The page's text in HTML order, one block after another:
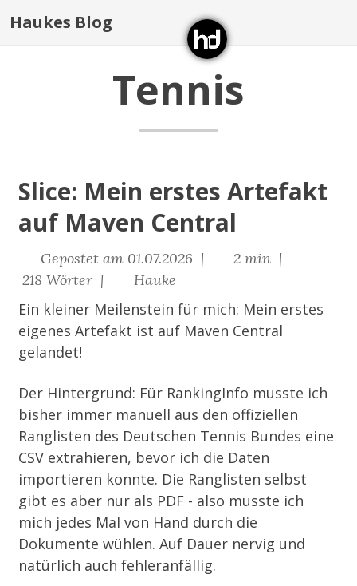
Haukes Blog
Tennis
Slice: Mein erstes Artefakt
auf Maven Central
Gepostet am 01.07.2026 |
2 min |
218 Wörter |
Hauke
Ein kleiner Meilenstein für mich: Mein erstes
eigenes Artefakt ist auf Maven Central
gelandet!
Der Hintergrund: Für RankingInfo musste ich
bisher immer manuell aus den offiziellen
Ranglisten des Deutschen Tennis Bundes eine
CSV extrahieren, bevor ich die Daten
importieren konnte. Die Ranglisten selbst
gibt es aber nur als PDF - also musste ich
mich jedes Mal von Hand durch die
Dokumente wühlen. Auf Dauer nervig und
natürlich auch fehleranfällig.